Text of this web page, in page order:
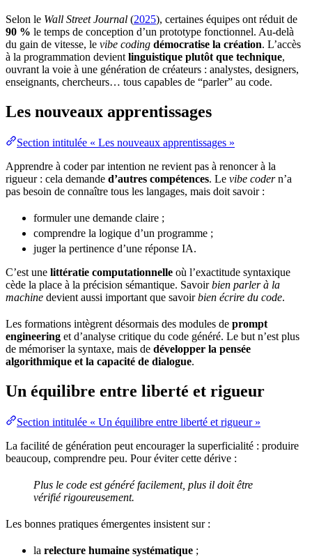
Selon le Wall Street Journal (2025), certaines équipes ont réduit de
90 % le temps de conception d’un prototype fonctionnel. Au-delà
du gain de vitesse, le vibe coding démocratise la création. L’accès
à la programmation devient linguistique plutôt que technique,
ouvrant la voie à une génération de créateurs : analystes, designers,
enseignants, chercheurs… tous capables de “parler” au code.
Les nouveaux apprentissages
Section intitulée « Les nouveaux apprentissages »
Apprendre à coder par intention ne revient pas à renoncer à la
rigueur : cela demande d’autres compétences. Le vibe codern’a
pas besoin de connaître tous les langages, mais doit savoir :
formuler une demande claire ;
comprendre la logique d’un programme ;
juger la pertinence d’une réponse IA.
C’est une littératie computationnelle où l’exactitude syntaxique
cède la place à la précision sémantique. Savoirbien parler à la
machine devient aussi important que savoirbien écrire du code.
Les formations intègrent désormais des modules de prompt
engineering et d’analyse critique du code généré. Le but n’est plus
de mémoriser la syntaxe, mais de développer la pensée
algorithmique et la capacité de dialogue.
Un équilibre entre liberté et rigueur
Section intitulée « Un équilibre entre liberté et rigueur »
La facilité de génération peut encourager la superficialité : produire
beaucoup, comprendre peu. Pour éviter cette dérive :
Plus le code est généré facilement, plus il doit être
vérifié rigoureusement.
Les bonnes pratiques émergentes insistent sur :
la relecture humaine systématique ;